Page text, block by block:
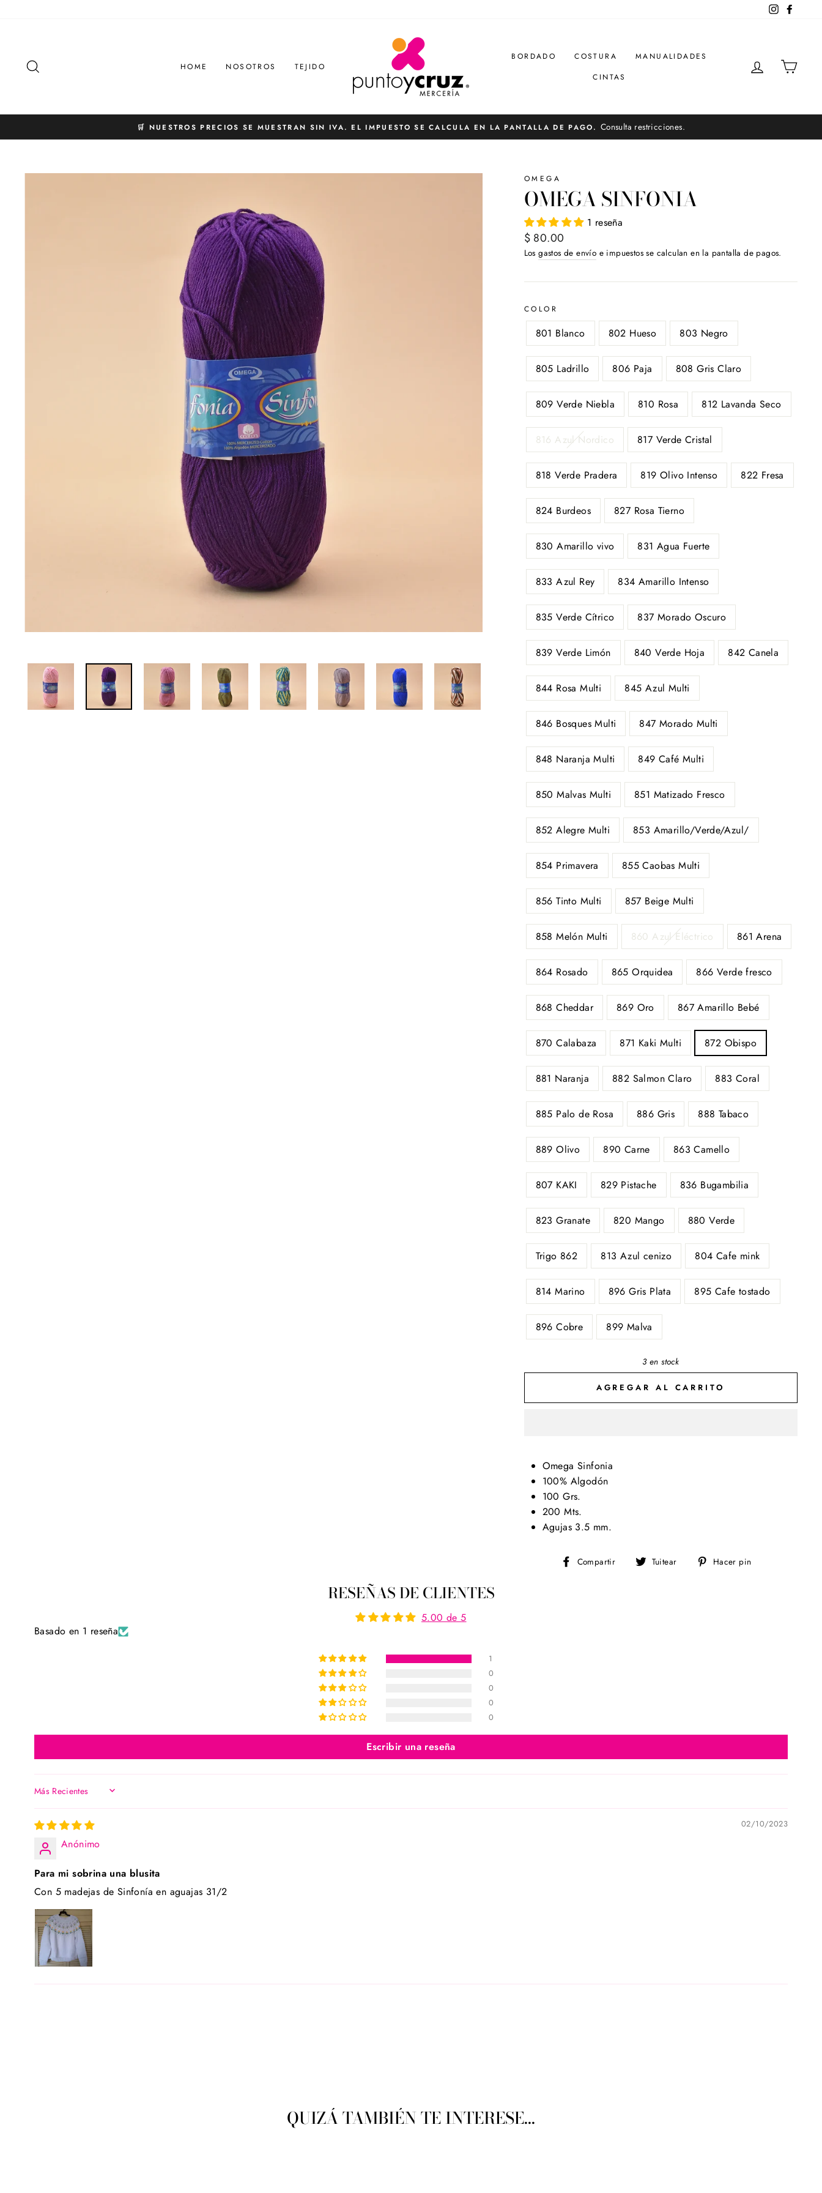
Instagram
HOME NOSOTROS TEJIDO
BORDADO COSTURA
MANUALIDADES
CINTAS
INGRESAR
diapositivas
🛒 NUESTROS PRECIOS SE MUESTRAN SIN IVA. EL IMPUESTO SE CALCULA EN LA PANTALLA DE PAGO. Consulta restricciones.
OMEGA
OMEGA SINFONIA
1 reseña
Precio
habitual
$ 80.00
Losgastos de envío e impuestos se calculan en la pantalla de pagos.
COLOR
801 Blanco 802 Hueso 803 Negro
805 Ladrillo 806 Paja 808 Gris Claro
809 Verde Niebla 810 Rosa 812 Lavanda Seco
816 Azul Nordico 817 Verde Cristal
818 Verde Pradera 819 Olivo Intenso 822 Fresa
824 Burdeos 827 Rosa Tierno
830 Amarillo vivo 831 Agua Fuerte
833 Azul Rey 834 Amarillo Intenso
835 Verde Cítrico 837 Morado Oscuro
839 Verde Limón 840 Verde Hoja 842 Canela
844 Rosa Multi 845 Azul Multi
846 Bosques Multi 847 Morado Multi
848 Naranja Multi 849 Café Multi
850 Malvas Multi 851 Matizado Fresco
852 Alegre Multi 853 Amarillo/Verde/Azul/
854 Primavera 855 Caobas Multi
856 Tinto Multi 857 Beige Multi
858 Melón Multi 860 Azul Eléctrico 861 Arena
864 Rosado 865 Orquidea 866 Verde fresco
868 Cheddar 869 Oro 867 Amarillo Bebé
870 Calabaza 871 Kaki Multi 872 Obispo
881 Naranja 882 Salmon Claro 883 Coral
885 Palo de Rosa 886 Gris 888 Tabaco
889 Olivo 890 Carne 863 Camello
807 KAKI 829 Pistache 836 Bugambilia
823 Granate 820 Mango 880 Verde
Trigo 862 813 Azul cenizo 804 Cafe mink
814 Marino 896 Gris Plata 895 Cafe tostado
896 Cobre 899 Malva
3 en stock
AGREGAR AL CARRITO
Omega Sinfonia
100% Algodón
100 Grs.
200 Mts.
Agujas 3.5 mm.
Compartir
Compartir
Tuitear
TuitearHacer pin
RESEÑAS DE CLIENTES
5.00 de 5
Basado en 1 reseña
1
0
0
0
0
Escribir una reseña
SORT BY
02/10/2023
Anónimo
Para mi sobrina una blusita
Con 5 madejas de Sinfonía en aguajas 31/2
QUIZÁ TAMBIÉN TE INTERESE...